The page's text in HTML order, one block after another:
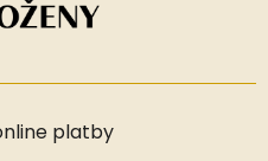
platby